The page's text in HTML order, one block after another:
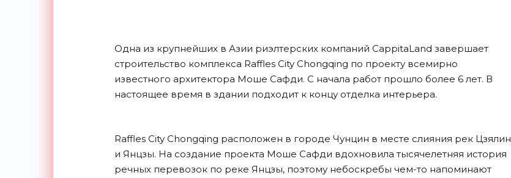
Одна из крупнейших в Азии риэлтерских компаний CappitaLand завершает
строительство комплекса Raffles City Chongqing по проекту всемирно
известного архитектора Моше Сафди. С начала работ прошло более 6 лет. В
настоящее время в здании подходит к концу отделка интерьера.
Raffles City Chongqing расположен в городе Чунцин в месте слияния рек Цзялин
и Янцзы. На создание проекта Моше Сафди вдохновила тысячелетняя история
речных перевозок по реке Янцзы, поэтому небоскребы чем-то напоминают